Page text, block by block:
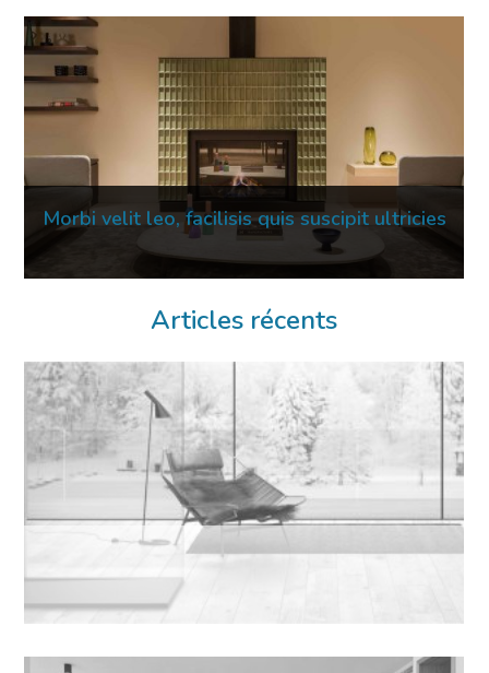
16 Mar 2023
Morbi velit leo, facilisis quis suscipit ultricies
02 Mar 2023
Articles récents